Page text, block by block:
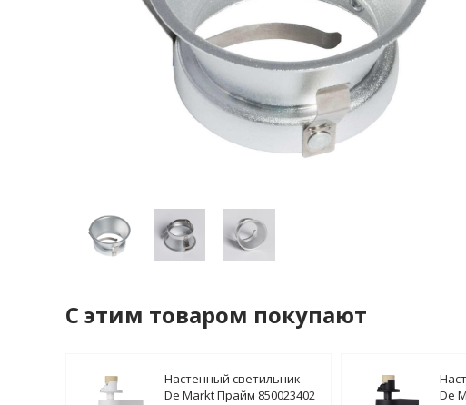
C этим товаром покупают
Настенный светильник
De Markt Прайм 850023402
De